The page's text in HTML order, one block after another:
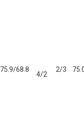
75.9/68.8
4/2
2/3